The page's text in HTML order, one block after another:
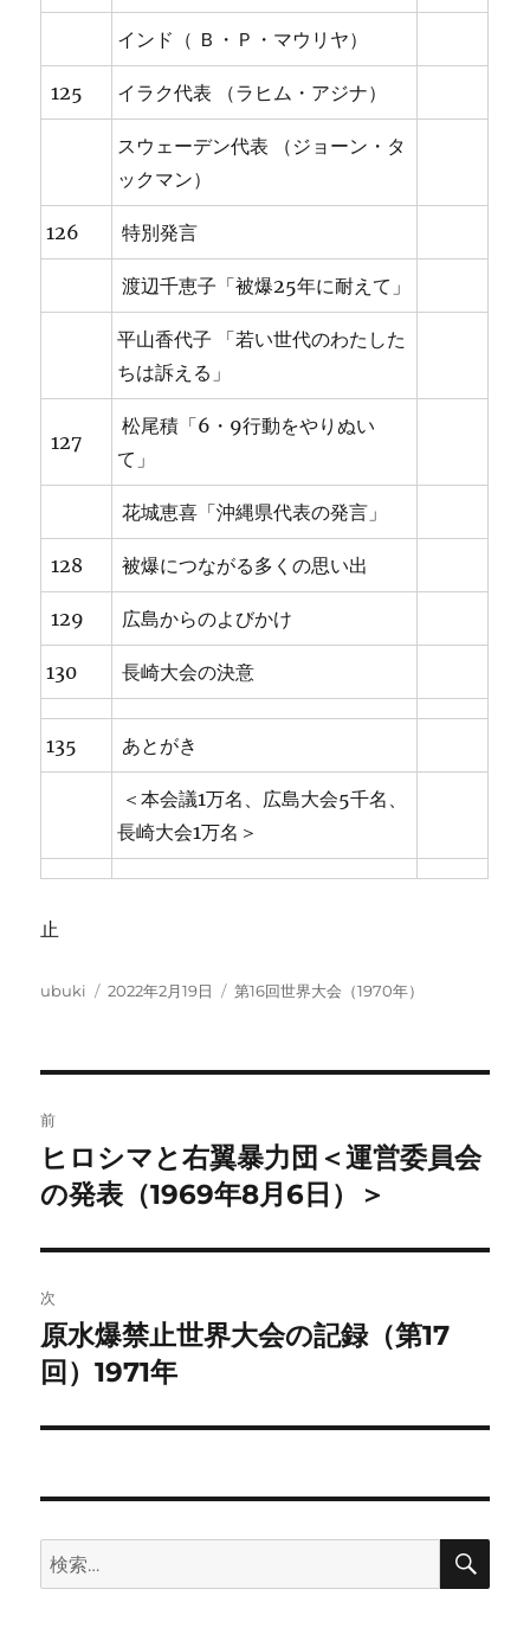
インド（ Ｂ・Ｐ・マウリヤ）
125 イラク代表 （ラヒム・アジナ）
スウェーデン代表 （ジョーン・タ
ックマン）
126 特別発言
渡辺千恵子「被爆25年に耐えて」
平山香代子 「若い世代のわたした
ちは訴える」
127
松尾積「6・9行動をやりぬい
て」
花城恵喜「沖縄県代表の発言」
128 被爆につながる多くの思い出
129 広島からのよびかけ
130 長崎大会の決意
135 あとがき
＜本会議1万名、広島大会5千名、
長崎大会1万名＞
止
投
ubuki
投
2022年2月19日
カ
第16回世界大会（1970年）
稿
ナ
ビ
ゲ
ー
シ
ン
前
前
の
稿:
ヒロシマと右翼暴力団＜運営委員会
の発表（1969年8月6日）＞
次
次
の
稿:
原水爆禁止世界大会の記録（第17
回）1971年
検
索:
検